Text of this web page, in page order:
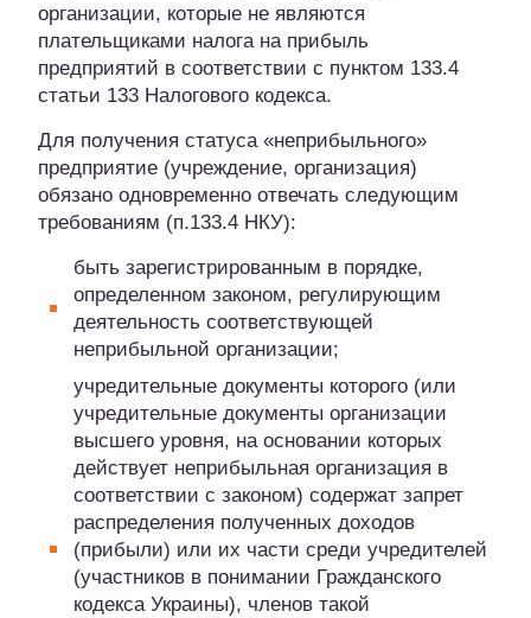
организации, которые не являются
плательщиками налога на прибыль
предприятий в соответствии с пунктом 133.4
статьи 133 Налогового кодекса.
Для получения статуса «неприбыльного»
предприятие (учреждение, организация)
обязано одновременно отвечать следующим
требованиям (п.133.4 НКУ):
быть зарегистрированным в порядке,
определенном законом, регулирующим
деятельность соответствующей
неприбыльной организации;
учредительные документы которого (или
учредительные документы организации
высшего уровня, на основании которых
действует неприбыльная организация в
соответствии с законом) содержат запрет
распределения полученных доходов
(прибыли) или их части среди учредителей
(участников в понимании Гражданского
кодекса Украины), членов такой